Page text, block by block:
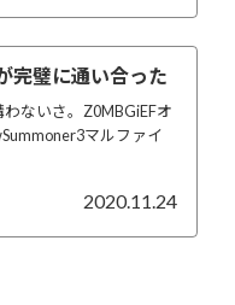
完璧に通い合った
ないさ。Z0MBGiEFオ
マルファイ
2020.11.24